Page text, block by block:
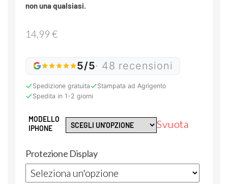
non una qualsiasi.
14,99 €
5/5· 48 recensioni
Spedizione gratuita
Stampata ad Agrigento
Spedita in 1-2 giorni
MODELLO
IPHONE
Svuota
Protezione Display